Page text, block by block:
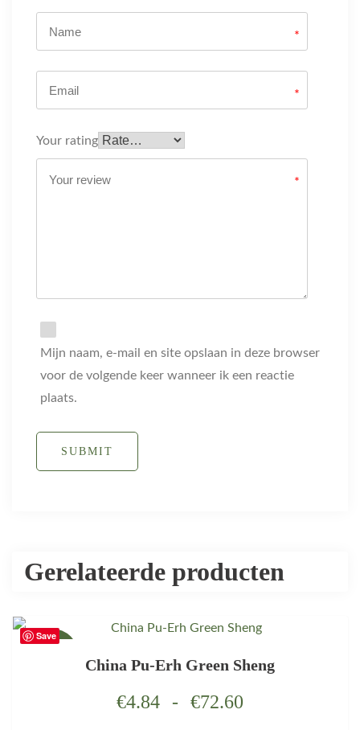
*
*
Your rating
*
Mijn naam, e-mail en site opslaan in deze browser
voor de volgende keer wanneer ik een reactie
plaats.
SUBMIT
Gerelateerde producten
Save
China Pu-Erh Green Sheng
€4.84 - €72.60